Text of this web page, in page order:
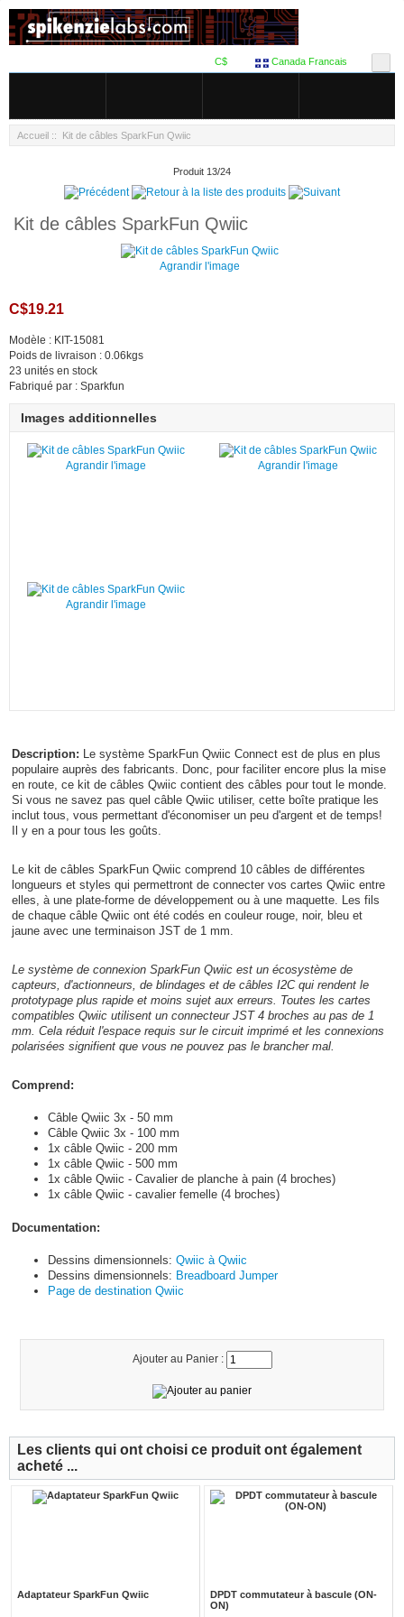
Canada Francais
C$
Accueil :: Kit de câbles SparkFun Qwiic
Produit 13/24
Kit de câbles SparkFun Qwiic
Agrandir l'image
C$19.21
Modèle : KIT-15081
Poids de livraison : 0.06kgs
23 unités en stock
Fabriqué par : Sparkfun
Images additionnelles
Agrandir l'image Agrandir l'image
Agrandir l'image
Description: Le système SparkFun Qwiic Connect est de plus en plus
populaire auprès des fabricants. Donc, pour faciliter encore plus la mise
en route, ce kit de câbles Qwiic contient des câbles pour tout le monde.
Si vous ne savez pas quel câble Qwiic utiliser, cette boîte pratique les
inclut tous, vous permettant d'économiser un peu d'argent et de temps!
Il y en a pour tous les goûts.
Le kit de câbles SparkFun Qwiic comprend 10 câbles de différentes
longueurs et styles qui permettront de connecter vos cartes Qwiic entre
elles, à une plate-forme de développement ou à une maquette. Les fils
de chaque câble Qwiic ont été codés en couleur rouge, noir, bleu et
jaune avec une terminaison JST de 1 mm.
Le système de connexion SparkFun Qwiic est un écosystème de
capteurs, d'actionneurs, de blindages et de câbles I2C qui rendent le
prototypage plus rapide et moins sujet aux erreurs. Toutes les cartes
compatibles Qwiic utilisent un connecteur JST 4 broches au pas de 1
mm. Cela réduit l'espace requis sur le circuit imprimé et les connexions
polarisées signifient que vous ne pouvez pas le brancher mal.
Comprend:
Câble Qwiic 3x - 50 mm
Câble Qwiic 3x - 100 mm
1x câble Qwiic - 200 mm
1x câble Qwiic - 500 mm
1x câble Qwiic - Cavalier de planche à pain (4 broches)
1x câble Qwiic - cavalier femelle (4 broches)
Documentation:
Dessins dimensionnels: Qwiic à Qwiic
Dessins dimensionnels: Breadboard Jumper
Page de destination Qwiic
Ajouter au Panier :
Les clients qui ont choisi ce produit ont également
acheté ...
Adaptateur SparkFun Qwiic
DPDT commutateur à bascule (ON-
ON)